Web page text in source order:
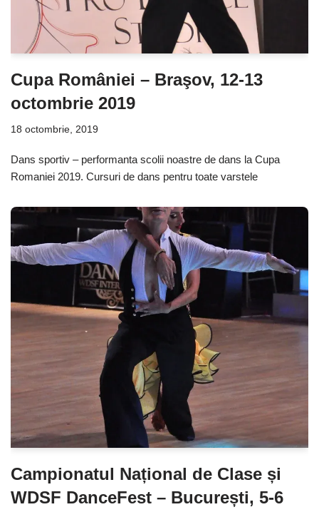
Cupa României – Braşov, 12-13
octombrie 2019
18 octombrie, 2019
Dans sportiv – performanta scolii noastre de dans la Cupa
Romaniei 2019. Cursuri de dans pentru toate varstele
Campionatul Național de Clase și
WDSF DanceFest – București, 5-6